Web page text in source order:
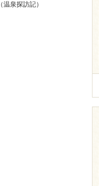
（温泉探訪記）